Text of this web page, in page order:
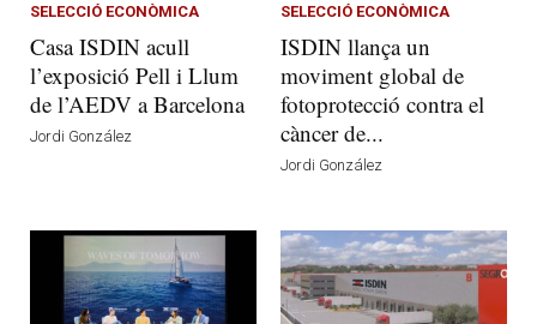
SELECCIÓ ECONÒMICA
Casa ISDIN acull
l’exposició Pell i Llum
de l’AEDV a Barcelona
Jordi González
SELECCIÓ ECONÒMICA
ISDIN llança un
moviment global de
fotoprotecció contra el
càncer de...
Jordi González